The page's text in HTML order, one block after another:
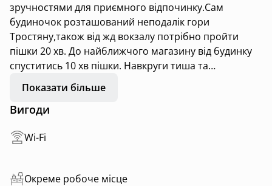
зручностями для приємного відпочинку.Сам
будиночок розташований неподалік гори
Тростяну,також від жд вокзалу потрібно пройти
пішки 20 хв. До найближчого магазину від будинку
спуститись 10 хв пішки. Навкруги тиша та
гармонія,це найкраще місце де можна побути
наодинці з близькою людиною. Також у нас можна
замовити чан за додаткову оплату(до чану потрібно
для комфорту наших гостей)
Показати більше
Вигоди
Wi-Fi
Окреме робоче місце